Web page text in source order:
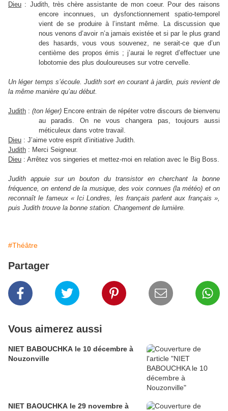
Dieu : Judith, très chère assistante de mon coeur. Pour des raisons
encore inconnues, un dysfonctionnement spatio-temporel
vient de se produire à l’instant même. La discussion que
nous venons d’avoir n’a jamais existée et si par le plus grand
des hasards, vous vous souvenez, ne serait-ce que d’un
centième des propos émis ; j’aurai le regret d’effectuer une
lobotomie des plus douloureuses sur votre cervelle.
Un léger temps s’écoule. Judith sort en courant à jardin, puis revient de
la même manière qu’au début.
Judith :(ton léger) Encore entrain de répéter votre discours de bienvenu
au paradis. On ne vous changera pas, toujours aussi
méticuleux dans votre travail.
Dieu : J’aime votre esprit d’initiative Judith.
Judith : Merci Seigneur.
Dieu : Arrêtez vos singeries et mettez-moi en relation avec le Big Boss.
Judith appuie sur un bouton du transistor en cherchant la bonne
fréquence, on entend de la musique, des voix connues (la météo) et on
reconnaît le fameux « Ici Londres, les français parlent aux français »,
puis Judith trouve la bonne station. Changement de lumière.
#Théâtre
Partager
Vous aimerez aussi
NIET BABOUCHKA le 10 décembre à
Nouzonville
NIET BAOUCHKA le 29 novembre à